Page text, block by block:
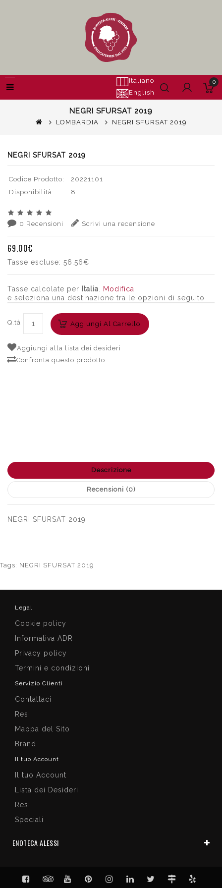
Italiano
English
0
NEGRI SFURSAT 2019
LOMBARDIA NEGRI SFURSAT 2019
NEGRI SFURSAT 2019
Codice Prodotto:
20221101
Disponibilità:
8
0 Recensioni Scrivi una recensione
69.00€
Tasse escluse: 56.56€
Tasse calcolate per Italia
Modifica
e seleziona una destinazione tra le opzioni di seguito
Q.tà Aggiungi Al Carrello
Aggiungi alla lista dei desideri
Confronta questo prodotto
Descrizione
Recensioni (0)
NEGRI SFURSAT 2019
Tags: NEGRI SFURSAT 2019
Legal
Cookie policy
Informativa ADR
Privacy policy
Termini e condizioni
Servizio Clienti
Contattaci
Resi
Mappa del Sito
Brand
Il tuo Account
Il tuo Account
Lista dei Desideri
Resi
Speciali
ENOTECA ALESSI